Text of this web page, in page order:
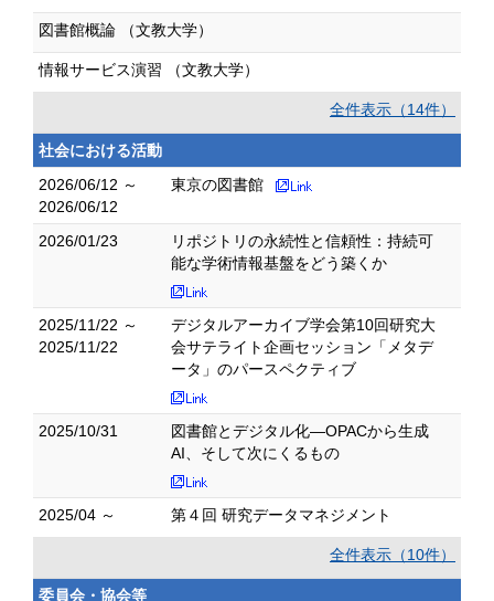
図書館概論 （文教大学）
情報サービス演習 （文教大学）
全件表示（14件）
社会における活動
2026/06/12 ～
2026/06/12
東京の図書館
2026/01/23
リポジトリの永続性と信頼性：持続可
能な学術情報基盤をどう築くか
2025/11/22 ～
2025/11/22
デジタルアーカイブ学会第10回研究大
会サテライト企画セッション「メタデ
ータ」のパースペクティブ
2025/10/31
図書館とデジタル化―OPACから生成
AI、そして次にくるもの
2025/04 ～ 第４回 研究データマネジメント
全件表示（10件）
委員会・協会等